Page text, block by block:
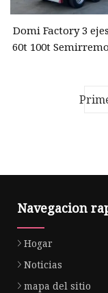
Domi Factory 3
60t 100t
Dimensiones
Navegacion
Hogar
Noticias
mapa del sitio